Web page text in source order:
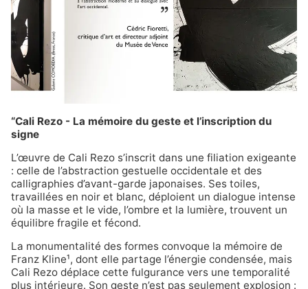
“Cali Rezo - La mémoire du geste et l’inscription du
signe
L’œuvre de Cali Rezo s’inscrit dans une filiation exigeante
: celle de l’abstraction gestuelle occidentale et des
calligraphies d’avant-garde japonaises. Ses toiles,
travaillées en noir et blanc, déploient un dialogue intense
où la masse et le vide, l’ombre et la lumière, trouvent un
équilibre fragile et fécond.
La monumentalité des formes convoque la mémoire de
Franz Kline¹, dont elle partage l’énergie condensée, mais
Cali Rezo déplace cette fulgurance vers une temporalité
plus intérieure. Son geste n’est pas seulement explosion :